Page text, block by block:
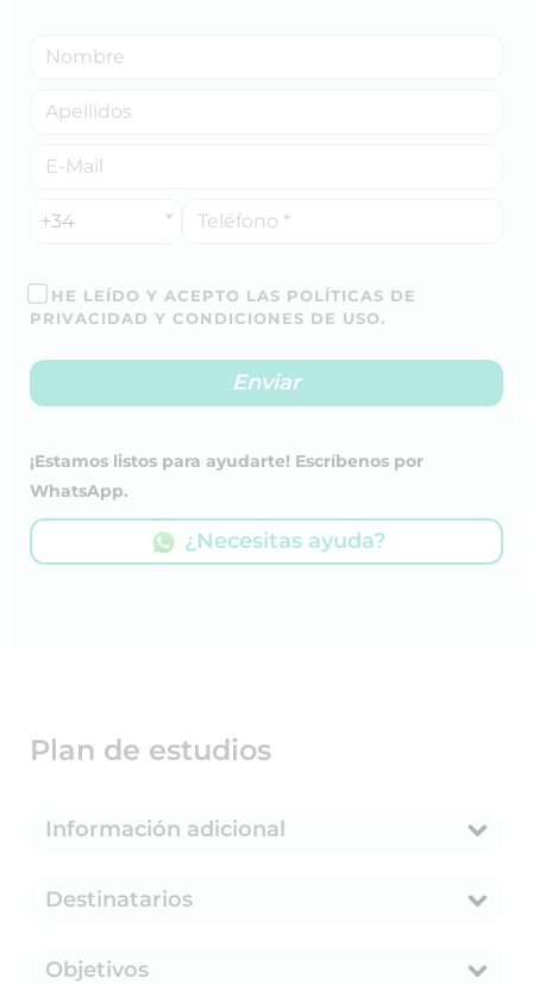
+34
HE LEÍDO Y ACEPTO LAS POLÍTICAS DE
PRIVACIDAD Y CONDICIONES DE USO.
¡Estamos listos para ayudarte! Escríbenos por
WhatsApp.
¿Necesitas ayuda?
Plan de estudios
Información adicional
Destinatarios
Objetivos